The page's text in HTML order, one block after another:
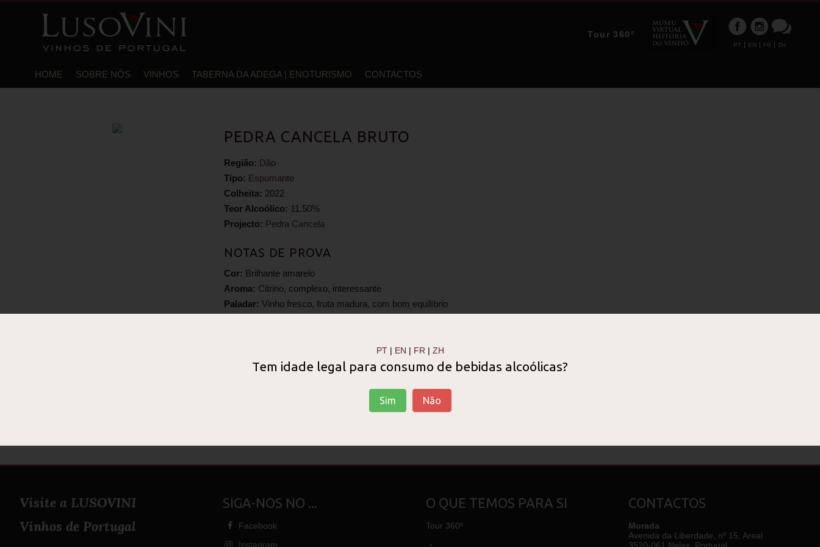
Tour 360º
PT EN FR ZH
HOME SOBRE NÓS VINHOS TABERNA DA ADEGA | ENOTURISMO CONTACTOS
PEDRA CANCELA BRUTO
Região: Dão
Tipo: Espumante
Colheita: 2022
Teor Alcoólico: 11.50%
Projecto: Pedra Cancela
NOTAS DE PROVA
Cor: Brilhante amarelo
Aroma: Citrino, complexo, interessante
Paladar: Vinho fresco, fruta madura, com bom equilíbrio
GASTRONOMIA
Visite a LUSOVINI
Vinhos de Portugal
SIGA-NOS NO ...
Facebook
Instagram
O QUE TEMOS PARA SI
Tour 360º
CONTACTOS
Morada
Avenida da Liberdade, nº 15, Areal
PT| EN | FR | ZH
Tem idade legal para consumo de bebidas alcoólicas?
Sim Não